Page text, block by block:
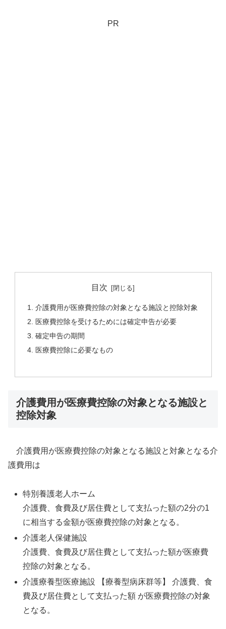
PR
目次
介護費用が医療費控除の対象となる施設と控除対象
医療費控除を受けるためには確定申告が必要
確定申告の期間
医療費控除に必要なもの
介護費用が医療費控除の対象となる施設と
控除対象
介護費用が医療費控除の対象となる施設と対象となる介
護費用は
特別養護老人ホーム
介護費、食費及び居住費として支払った額の2分の1
に相当する金額が医療費控除の対象となる。
介護老人保健施設
介護費、食費及び居住費として支払った額が医療費
控除の対象となる。
介護療養型医療施設 【療養型病床群等】 介護費、食
費及び居住費として支払った額 が医療費控除の対象
となる。